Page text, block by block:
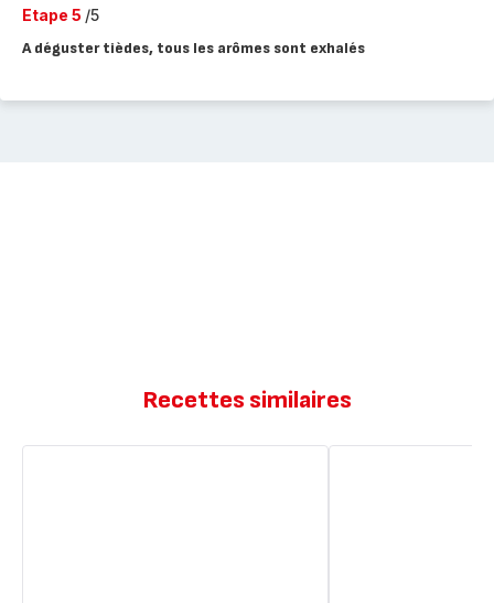
Etape 5 /5
A déguster tièdes, tous les arômes sont exhalés
Recettes similaires